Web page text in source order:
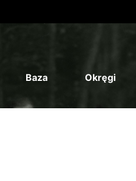
Baza Okręgi